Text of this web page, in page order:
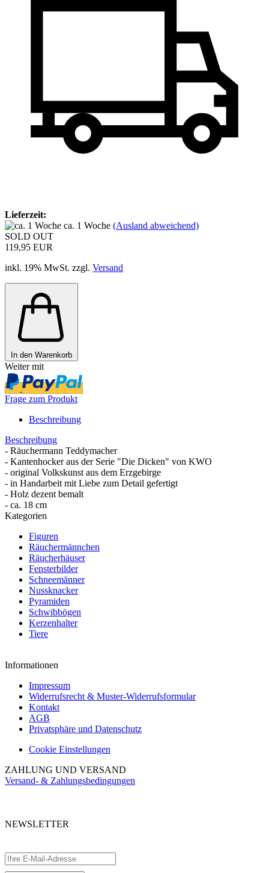
Lieferzeit:
ca. 1 Woche (Ausland abweichend)
SOLD OUT
119,95 EUR
inkl. 19% MwSt. zzgl. Versand
In den Warenkorb
Weiter mit
Frage zum Produkt
Beschreibung
Beschreibung
- Räuchermann Teddymacher
- Kantenhocker aus der Serie "Die Dicken" von KWO
- original Volkskunst aus dem Erzgebirge
- in Handarbeit mit Liebe zum Detail gefertigt
- Holz dezent bemalt
- ca. 18 cm
Kategorien
Figuren
Räuchermännchen
Räucherhäuser
Fensterbilder
Schneemänner
Nussknacker
Pyramiden
Schwibbögen
Kerzenhalter
Tiere
Informationen
Impressum
Widerrufsrecht & Muster-Widerrufsformular
Kontakt
AGB
Privatsphäre und Datenschutz
Cookie Einstellungen
ZAHLUNG UND VERSAND
Versand- & Zahlungsbedingungen
NEWSLETTER